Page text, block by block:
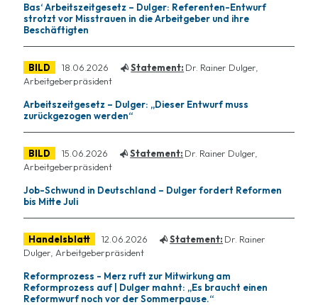
Bas‘ Arbeitszeitgesetz – Dulger: Referenten-Entwurf
strotzt vor Misstrauen in die Arbeitgeber und ihre
Beschäftigten
BILD 18.06.2026 Statement: Dr. Rainer Dulger,
Arbeitgeberpräsident
Arbeitszeitgesetz – Dulger: „Dieser Entwurf muss
zurückgezogen werden“
BILD 15.06.2026 Statement: Dr. Rainer Dulger,
Arbeitgeberpräsident
Job-Schwund in Deutschland – Dulger fordert Reformen
bis Mitte Juli
Handelsblatt 12.06.2026 Statement: Dr. Rainer
Dulger, Arbeitgeberpräsident
Reformprozess - Merz ruft zur Mitwirkung am
Reformprozess auf | Dulger mahnt: „Es braucht einen
Reformwurf noch vor der Sommerpause.“